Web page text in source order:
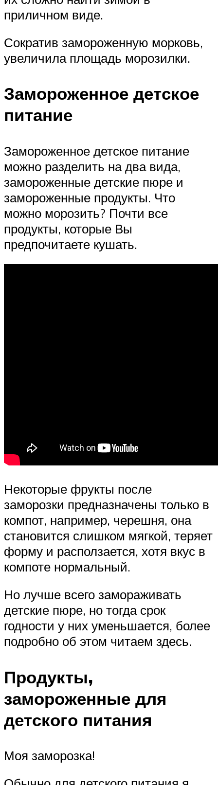
приличном виде.
Сократив замороженную морковь,
увеличила площадь морозилки.
Замороженное детское
питание
Замороженное детское питание
можно разделить на два вида,
замороженные детские пюре и
замороженные продукты. Что
можно морозить? Почти все
продукты, которые Вы
предпочитаете кушать.
Некоторые фрукты после
заморозки предназначены только в
компот, например, черешня, она
становится слишком мягкой, теряет
форму и расползается, хотя вкус в
компоте нормальный.
Но лучше всего замораживать
детские пюре, но тогда срок
годности у них уменьшается, более
подробно об этом читаем здесь.
Продукты,
замороженные для
детского питания
Моя заморозка!